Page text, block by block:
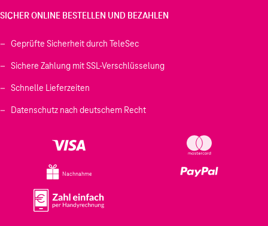
SICHER ONLINE BESTELLEN UND BEZAHLEN
Geprüfte Sicherheit durch TeleSec
Sichere Zahlung mit SSL-Verschlüsselung
Schnelle Lieferzeiten
Datenschutz nach deutschem Recht
Nachnahme